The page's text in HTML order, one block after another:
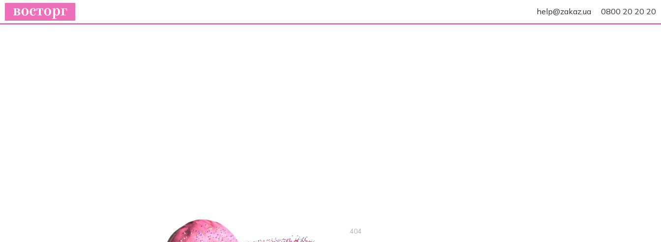
help@zakaz.ua 0800 20 20 20
404